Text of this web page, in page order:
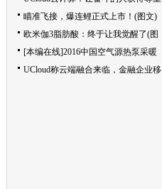
瞄准飞接，爆连鲤正式上市！(图文)
欧米伽3脂肪酸：终于让我觉醒了(图
[本编在线]2016中国空气源热泵采暖
UCloud称云端融合来临，金融企业移